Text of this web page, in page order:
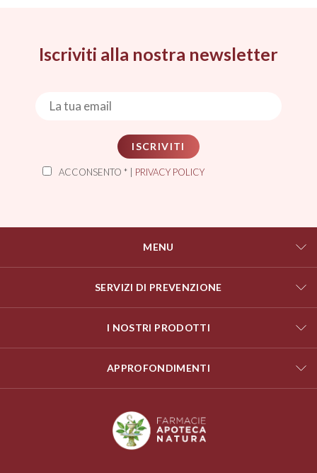
Iscriviti alla nostra newsletter
ISCRIVITI
ACCONSENTO * | PRIVACY POLICY
MENU
SERVIZI DI PREVENZIONE
I NOSTRI PRODOTTI
APPROFONDIMENTI